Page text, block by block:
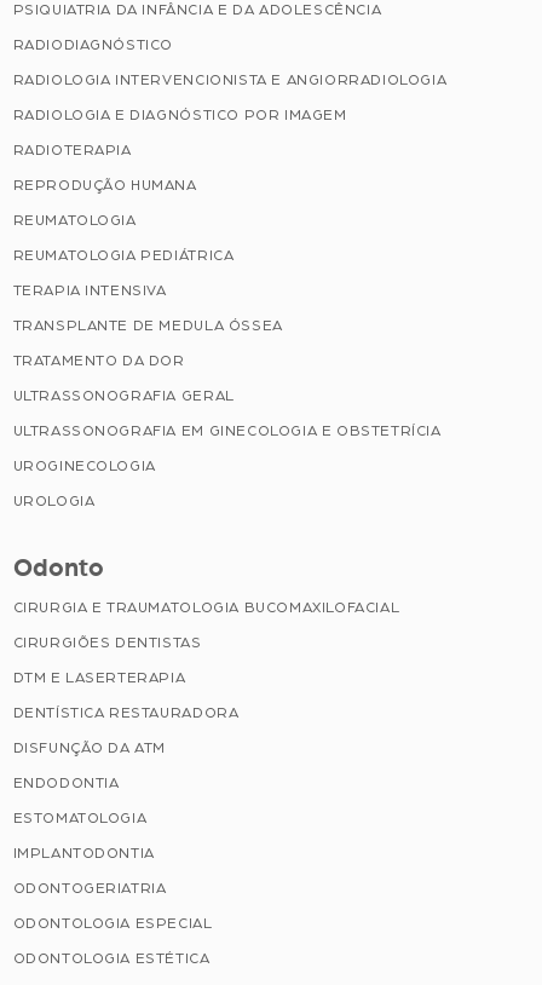
PSIQUIATRIA DA INFÂNCIA E DA ADOLESCÊNCIA
RADIODIAGNÓSTICO
RADIOLOGIA INTERVENCIONISTA E ANGIORRADIOLOGIA
RADIOLOGIA E DIAGNÓSTICO POR IMAGEM
RADIOTERAPIA
REPRODUÇÃO HUMANA
REUMATOLOGIA
REUMATOLOGIA PEDIÁTRICA
TERAPIA INTENSIVA
TRANSPLANTE DE MEDULA ÓSSEA
TRATAMENTO DA DOR
ULTRASSONOGRAFIA GERAL
ULTRASSONOGRAFIA EM GINECOLOGIA E OBSTETRÍCIA
UROGINECOLOGIA
UROLOGIA
Odonto
CIRURGIA E TRAUMATOLOGIA BUCOMAXILOFACIAL
CIRURGIÕES DENTISTAS
DTM E LASERTERAPIA
DENTÍSTICA RESTAURADORA
DISFUNÇÃO DA ATM
ENDODONTIA
ESTOMATOLOGIA
IMPLANTODONTIA
ODONTOGERIATRIA
ODONTOLOGIA ESPECIAL
ODONTOLOGIA ESTÉTICA